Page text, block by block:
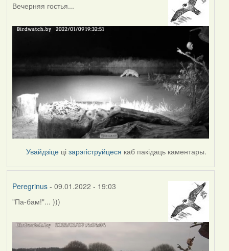
Вечерняя гостья...
Увайдзіце цізарэгіструйцеся каб пакідаць каментары.
Peregrinus- 09.01.2022 - 19:03
"Па-бам!"... )))